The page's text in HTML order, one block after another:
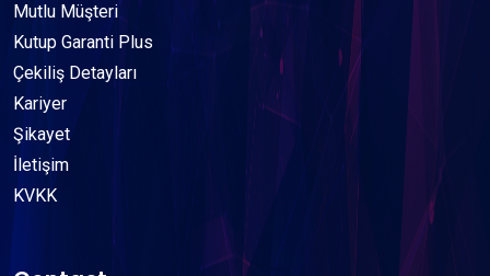
Mutlu Müşteri
Kutup Garanti Plus
Çekiliş Detayları
Kariyer
Şikayet
İletişim
KVKK